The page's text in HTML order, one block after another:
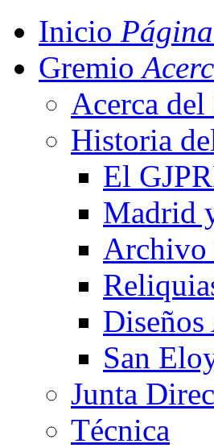
Inicio
Gremio
Acerca
Historia
El
Madrid
Archivo
San
Junta
Técnica